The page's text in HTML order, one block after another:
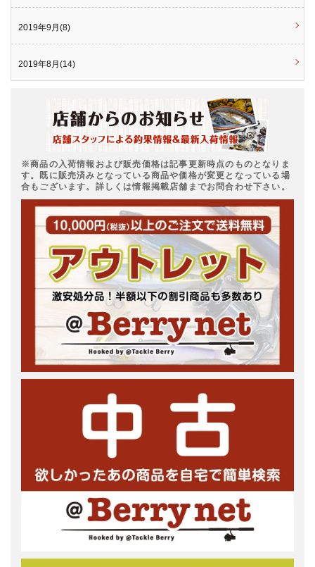
2019年9月(8)
2019年8月(14)
※商品の入荷情報および販売価格は記事更新時点のものとなりま
す。既に販売済みとなっている商品や価格が変更となっている場
合もございます。詳しくは情報掲載店舗までお問合わせ下さい。